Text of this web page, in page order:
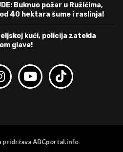
Buknuo požar u Ružićima,
40 hektara šume i raslinja!
kući, policija zatekla
glave!
pridržava ABCportal.info